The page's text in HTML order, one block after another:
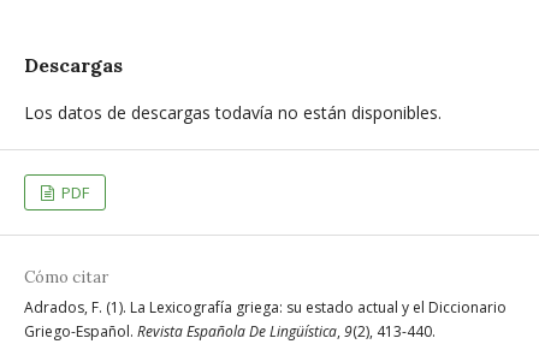
Descargas
Los datos de descargas todavía no están disponibles.
PDF
Cómo citar
Adrados, F. (1). La Lexicografía griega: su estado actual y el Diccionario
Griego-Español. Revista Española De Lingüística, 9(2), 413-440.